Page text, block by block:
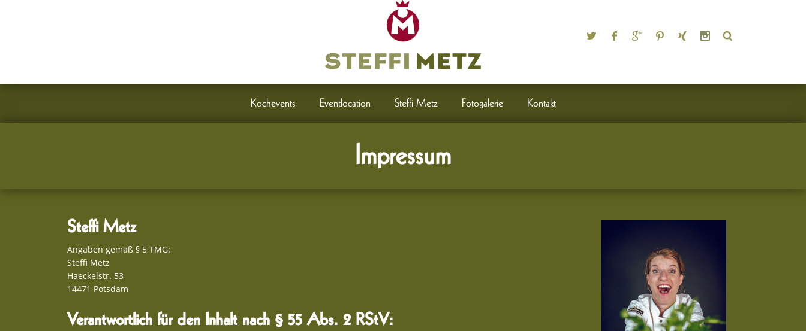
Kochevents Eventlocation Steffi Metz Fotogalerie Kontakt
Impressum
Steffi Metz
Angaben gemäß § 5 TMG:
Steffi Metz
Haeckelstr. 53
14471 Potsdam
Verantwortlich für den Inhalt nach § 55 Abs. 2 RStV: